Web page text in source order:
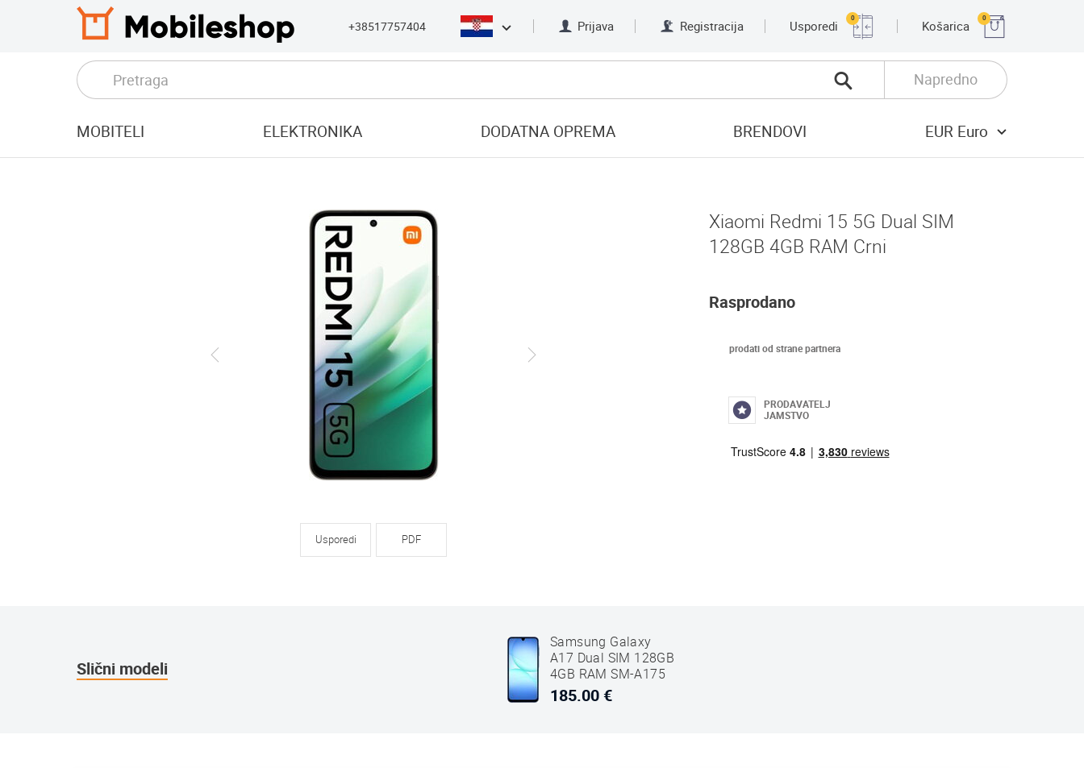
+38517757404 Prijava Registracija Usporedi
0
Košarica
0
Napredno
MOBITELI ELEKTRONIKA DODATNA OPREMA BRENDOVI EUR Euro
Usporedi PDF
Xiaomi Redmi 15 5G Dual SIM
128GB 4GB RAM Crni
Rasprodano
prodati od strane partnera
PRODAVATELJ
JAMSTVO
Slični modeli
Samsung Galaxy
A17 Dual SIM 128GB
4GB RAM SM-A175
Plavi
185.00 €